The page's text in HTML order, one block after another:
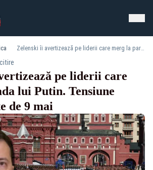
Zelenski îi avertizează pe liderii care merg la parada lui Putin. Tensiune uriașă înainte de 9 mai
pe liderii care
lui Putin. Tensiune
de 9 mai